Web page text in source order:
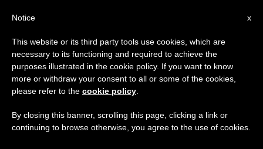
x
Notice
This website or its third party tools use cookies, which are
necessary to its functioning and required to achieve the
purposes illustrated in the cookie policy. If you want to know
more or withdraw your consent to all or some of the cookies,
please refer to the cookie policy
By closing this banner, scrolling this page, clicking a link or
continuing to browse otherwise, you agree to the use of cookies.